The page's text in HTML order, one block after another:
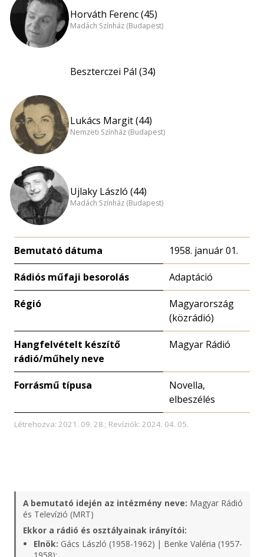
Horváth Ferenc (45)
Madách Színház (Budapest)
Beszterczei Pál (34)
Lukács Margit (44)
Nemzeti Színház (Budapest)
Ujlaky László (44)
Madách Színház (Budapest)
Bemutató dátuma 1958. január 01.
Rádiós műfaji besorolás Adaptáció
Régió
Magyarország
(közrádió)
Hangfelvételt készítő
rádió/műhely neve
Magyar Rádió
Forrásmű típusa
Novella,
elbeszélés
Létrehozva: 2021. 09. 28.; Revíziók: 2024. 04. 05.
A bemutató idején az intézmény neve: Magyar Rádió
és Televízió (MRT)
Ekkor a rádió és osztályainak irányítói:
Elnök: Gács László (1958-1962) | Benke Valéria (1957-